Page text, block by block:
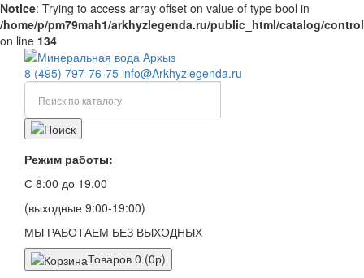
Notice: Trying to access array offset on value of type bool in
/home/p/pm79mah1/arkhyzlegenda.ru/public_html/catalog/
on line 134
8 (495) 797-76-75 info@Arkhyzlegenda.ru
Режим работы:
С 8:00 до 19:00
(выходные 9:00-19:00)
МЫ РАБОТАЕМ БЕЗ ВЫХОДНЫХ
Товаров 0 (0р)